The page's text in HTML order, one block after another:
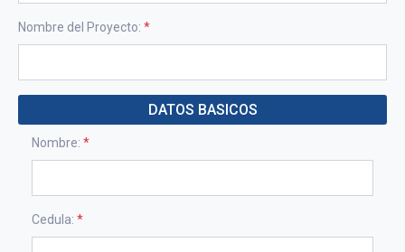
Nombre del Proyecto: *
DATOS BASICOS
Nombre: *
Cedula: *